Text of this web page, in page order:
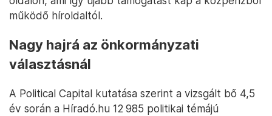
működő híroldaltól.
Nagy hajrá az önkormányzati
választásnál
A Political Capital kutatása szerint a vizsgált bő 4,5
év során a Híradó.hu 12 985 politikai témájú